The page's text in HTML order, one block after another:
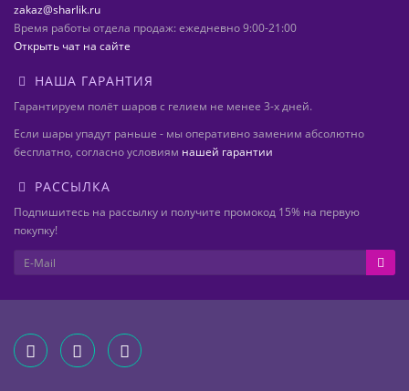
zakaz@sharlik.ru
Время работы отдела продаж: ежедневно 9:00-21:00
Открыть чат на сайте
НАША ГАРАНТИЯ
Гарантируем полёт шаров с гелием не менее 3-х дней.
Если шары упадут раньше - мы оперативно заменим абсолютно
бесплатно, согласно условиям нашей гарантии
РАССЫЛКА
Подпишитесь на рассылку и получите промокод 15% на первую
покупку!